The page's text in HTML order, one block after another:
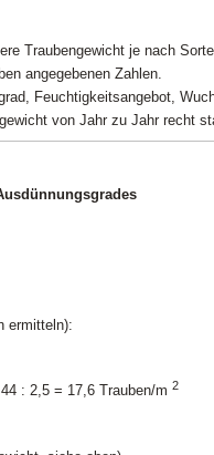
Traubengewicht je nach
angegebenen Zahlen.
Feuchtigkeitsangebot,
von Jahr zu Jahr recht
ermitteln):
: 2,5 = 17,6 Trauben/m 2